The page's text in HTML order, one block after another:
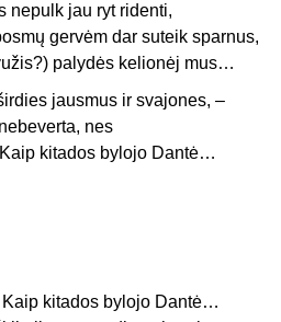
nepulk jau ryt ridenti,
gervėm dar suteik sparnus,
palydės kelionėj mus…
jausmus ir svajones, –
nes
kitados bylojo Dantė…
kitados bylojo Dantė…